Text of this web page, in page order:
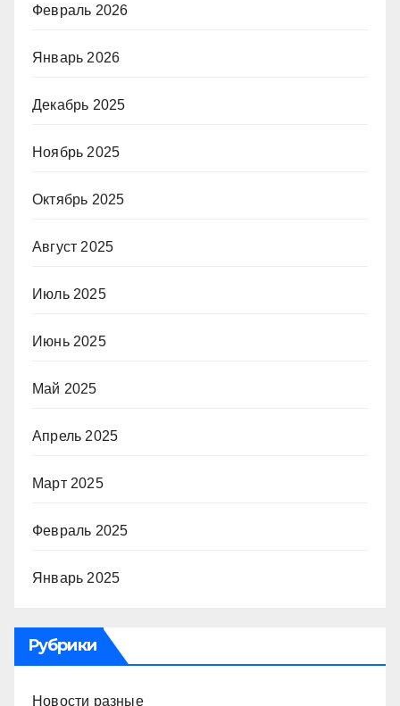
Февраль 2026
Январь 2026
Декабрь 2025
Ноябрь 2025
Октябрь 2025
Август 2025
Июль 2025
Июнь 2025
Май 2025
Апрель 2025
Март 2025
Февраль 2025
Январь 2025
Рубрики
Новости разные